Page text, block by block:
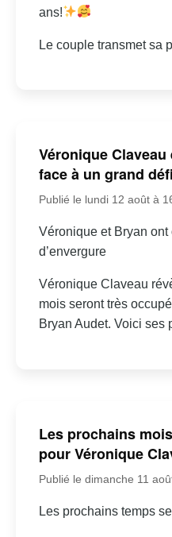
ans!
Le couple transmet sa
Véronique
face à un grand
Publié le lundi 12 août à
Véronique et Bryan
d’envergure
Véronique Claveau
mois seront très
Bryan Audet. Voici ses
Les prochains
pour Véronique
Publié le dimanche 11
Les prochains temps